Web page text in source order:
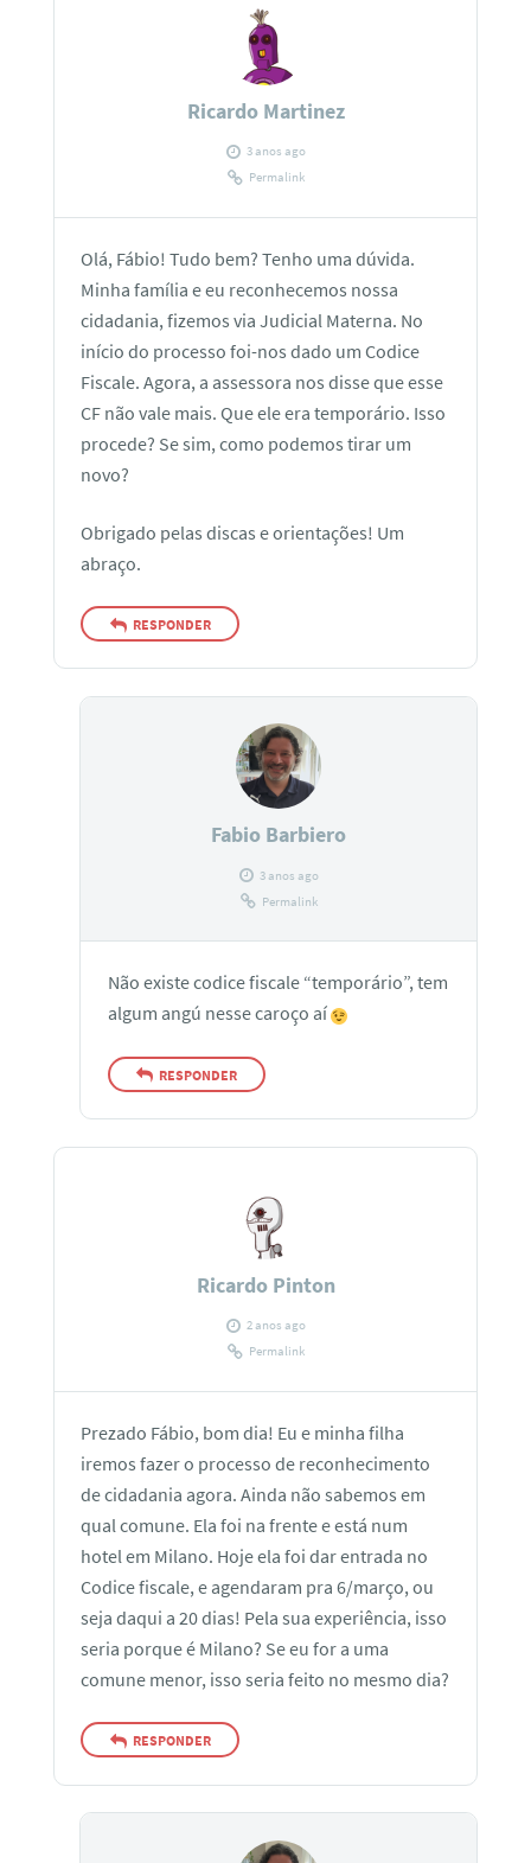
Ricardo Martinez
3 anos ago
Permalink
Olá, Fábio! Tudo bem? Tenho uma dúvida.
Minha família e eu reconhecemos nossa
cidadania, fizemos via Judicial Materna. No
início do processo foi-nos dado um Codice
Fiscale. Agora, a assessora nos disse que esse
CF não vale mais. Que ele era temporário. Isso
procede? Se sim, como podemos tirar um
novo?
Obrigado pelas discas e orientações! Um
abraço.
RESPONDER
Fabio Barbiero
3 anos ago
Permalink
Não existe codice fiscale “temporário”, tem
algum angú nesse caroço aí
RESPONDER
Ricardo Pinton
2 anos ago
Permalink
Prezado Fábio, bom dia! Eu e minha filha
iremos fazer o processo de reconhecimento
de cidadania agora. Ainda não sabemos em
qual comune. Ela foi na frente e está num
hotel em Milano. Hoje ela foi dar entrada no
Codice fiscale, e agendaram pra 6/março, ou
seja daqui a 20 dias! Pela sua experiência, isso
seria porque é Milano? Se eu for a uma
comune menor, isso seria feito no mesmo dia?
RESPONDER